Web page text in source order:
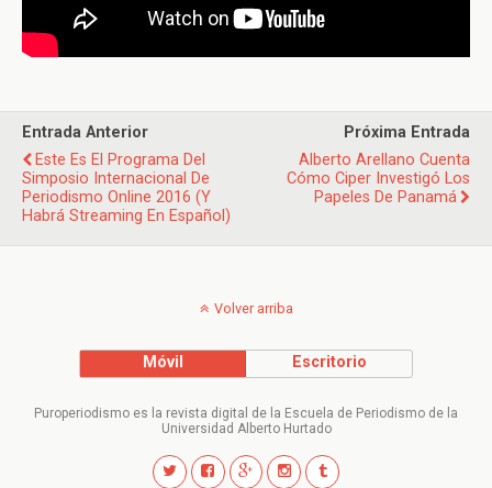
Entrada Anterior
Este Es El Programa Del
Simposio Internacional De
Periodismo Online 2016 (y
Habrá Streaming En Español)
Próxima Entrada
Alberto Arellano Cuenta
Cómo Ciper Investigó Los
Papeles De Panamá
Volver arriba
Móvil Escritorio
Puroperiodismo es la revista digital de la Escuela de Periodismo de la
Universidad Alberto Hurtado